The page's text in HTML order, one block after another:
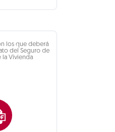
los que deberá
del Seguro de
la Vivienda